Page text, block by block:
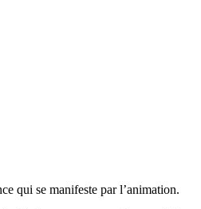
qui se manifeste par l’animation.